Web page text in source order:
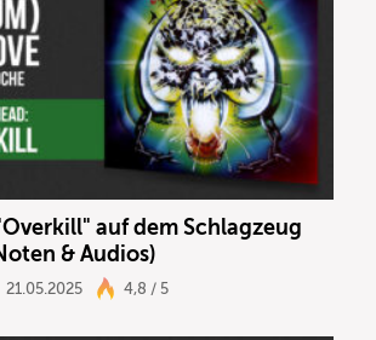
auf dem Schlagzeug
& Audios)
21.05.2025 4,8 / 5